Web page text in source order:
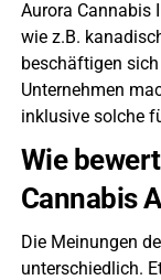
Aurora Cannabis
wie z.B.
beschäftigen
Unternehmen
inklusive solche
Wie
Cannabis
Die Meinungen
unterschiedlich.